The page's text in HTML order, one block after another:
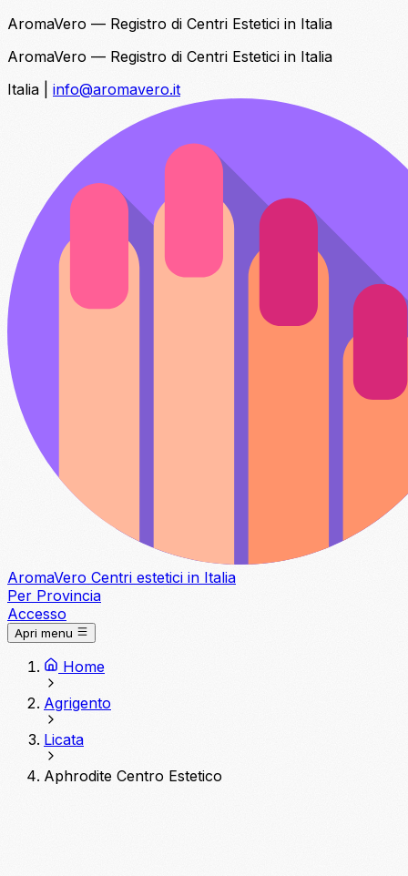
AromaVero — Registro di Centri Estetici in Italia
AromaVero — Registro di Centri Estetici in Italia
Italia
info@aromavero.it
AromaVero Centri estetici in Italia
Per Provincia
Accesso
Apri menu
Home
Agrigento
Licata
Aphrodite Centro Estetico